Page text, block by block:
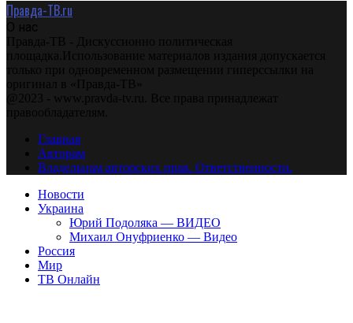
Правда-ТВ.ru
О нас
Правда-ТВ - Дискуссионно политическая
площадка.Использование материалов издания допускается
только при одновременном размещении гиперссылки на
оригинал в «Правда-ТВ»
@2023 - www.pravda-tv.ru. Все права принадлежат
правообладателям.
Главная
Авторам
Владельцам авторских прав. Ответственности.
Новости
Украина
Юрий Подоляка — ВИДЕО
Михаил Онуфриенко — Видео
Россия
Мир
ТВ Онлайн